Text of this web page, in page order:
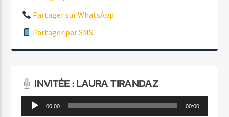
Partager sur WhatsApp
Partager par SMS
INVITÉE : LAURA TIRANDAZ
Lecteur
audio
00:00 00:00